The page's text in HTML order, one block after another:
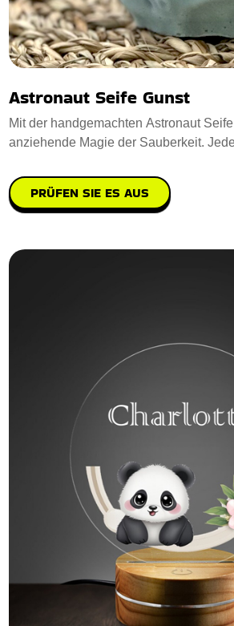
Astronaut Seife Gunst
Mit der handgemachten Astronaut
anziehende Magie der Sauberkeit.
PRÜFEN SIE ES AUS